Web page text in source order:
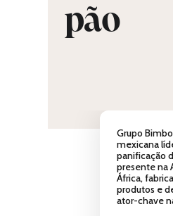
pão
Grupo
mexicana
panificação
presente na
África,
produtos e
ator-chave